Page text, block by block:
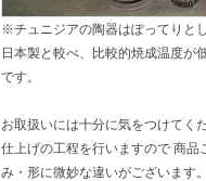
※チュニジアの陶器はぽってりと
日本製と較べ、比較的焼成温度が
です。
お取扱いには十分に気をつけてく
仕上げの工程を行いますので 商品
み・形に微妙な違いがございます。